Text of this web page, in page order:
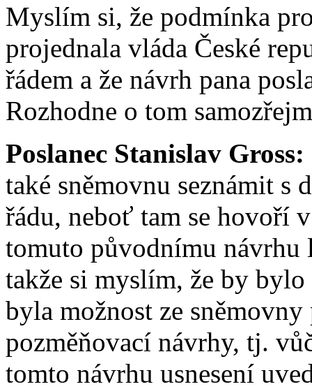
Myslím si, že podmínka
projednala vláda České
řádem a že návrh pana
Rozhodne o tom
Poslanec Stanislav Gross:
také sněmovnu seznámit s
řádu, neboť tam se hovoří
tomuto původnímu návrhu
takže si myslím, že by
byla možnost ze
pozměňovací návrhy, tj.
tomto návrhu usnesení